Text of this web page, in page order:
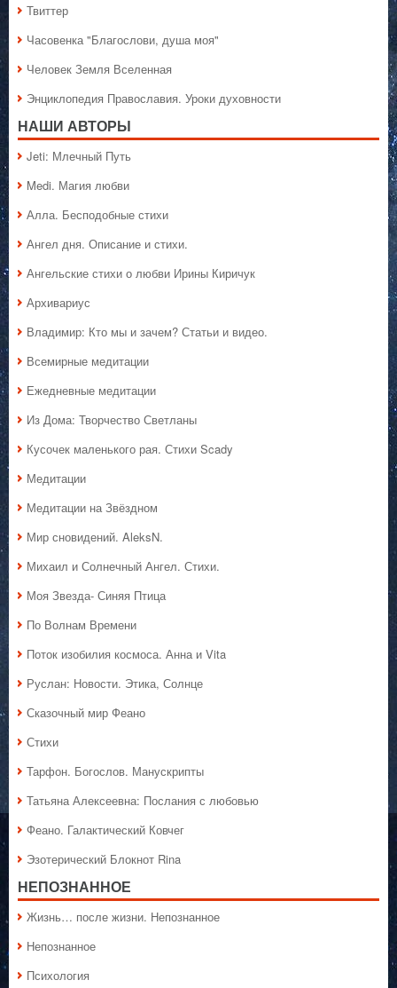
Твиттер
Часовенка "Благослови, душа моя"
Человек Земля Вселенная
Энциклопедия Православия. Уроки духовности
НАШИ АВТОРЫ
Jeti: Млечный Путь
Medi. Магия любви
Алла. Бесподобные стихи
Ангел дня. Описание и стихи.
Ангельские стихи о любви Ирины Киричук
Архивариус
Владимир: Кто мы и зачем? Статьи и видео.
Всемирные медитации
Ежедневные медитации
Из Дома: Творчество Светланы
Кусочек маленького рая. Стихи Scady
Медитации
Медитации на Звёздном
Мир сновидений. AleksN.
Михаил и Солнечный Ангел. Стихи.
Моя Звезда- Синяя Птица
По Волнам Времени
Поток изобилия космоса. Анна и Vita
Руслан: Новости. Этика, Солнце
Сказочный мир Феано
Стихи
Тарфон. Богослов. Манускрипты
Татьяна Алексеевна: Послания с любовью
Феано. Галактический Ковчег
Эзотерический Блокнот Rina
НЕПОЗНАННОЕ
Жизнь… после жизни. Непознанное
Непознанное
Психология